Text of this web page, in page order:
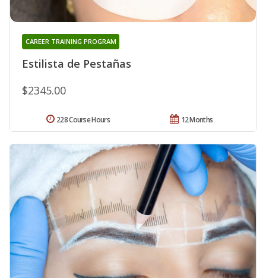
Estilista de Pestañas
CAREER TRAINING PROGRAM
$2345.00
12 Months
228 Course Hours